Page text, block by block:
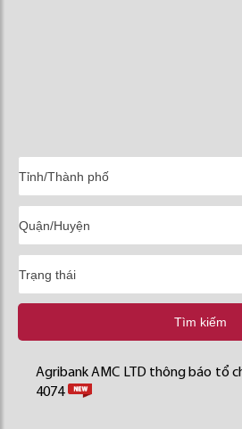
Tìm kiếm
Agribank AMC LTD thông báo tổ
4074